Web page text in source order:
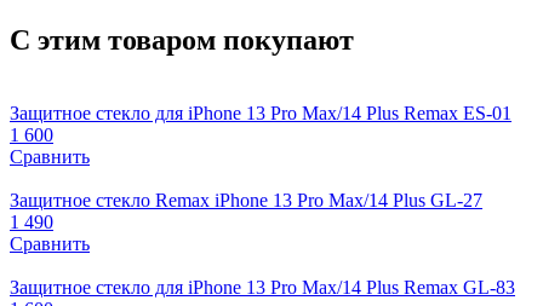
С этим товаром покупают
Защитное стекло для iPhone 13 Pro Max/14 Plus Remax ES-01
1 600
Сравнить
Защитное стекло Remax iPhone 13 Pro Max/14 Plus GL-27
1 490
Сравнить
Защитное стекло для iPhone 13 Pro Max/14 Plus Remax GL-83